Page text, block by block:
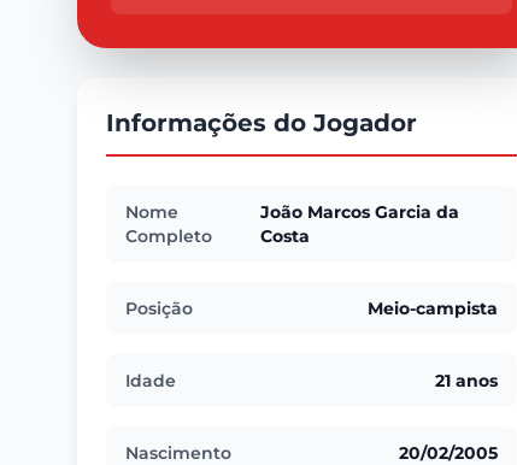
Informações do Jogador
Nome
Completo
João Marcos Garcia da
Costa
Posição Meio-campista
Idade 21 anos
Nascimento 20/02/2005